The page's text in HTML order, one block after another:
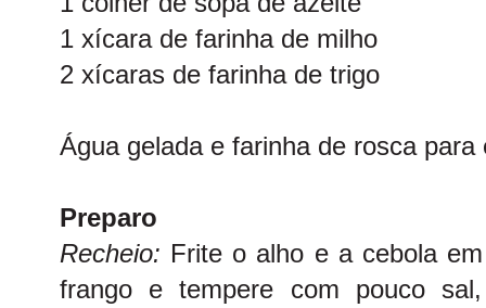
1 xícara de farinha de milho
2 xícaras de farinha de trigo
Água gelada e farinha de rosca para
Preparo
Recheio: Frite o alho e a cebola
frango e tempere com pouco